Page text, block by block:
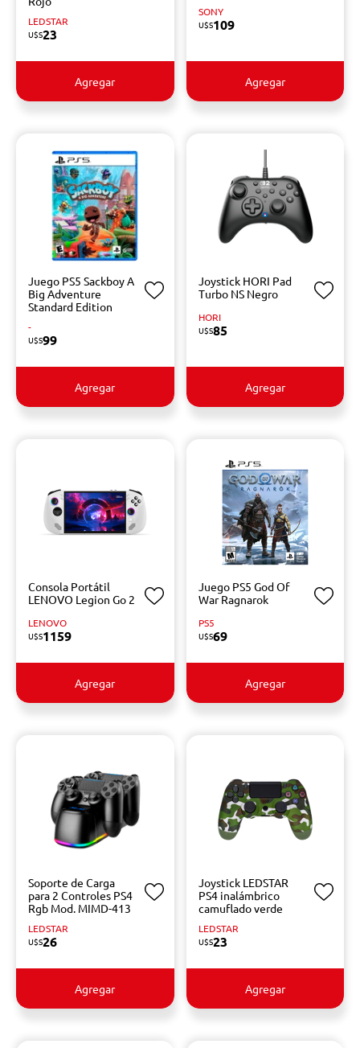
LEDSTAR
U$S23
Agregar
SONY
U$S109
Agregar
Juego PS5 Sackboy A
Big Adventure
Standard Edition
-
U$S99
Agregar
Joystick HORI Pad
Turbo NS Negro
HORI
U$S85
Agregar
Consola Portátil
LENOVO Legion Go 2
LENOVO
U$S1159
Agregar
Juego PS5 God Of
War Ragnarok
PS5
U$S69
Agregar
Soporte de Carga
para 2 Controles PS4
Rgb Mod. MIMD-413
LEDSTAR
U$S26
Agregar
Joystick LEDSTAR
PS4 inalámbrico
camuflado verde
LEDSTAR
U$S23
Agregar